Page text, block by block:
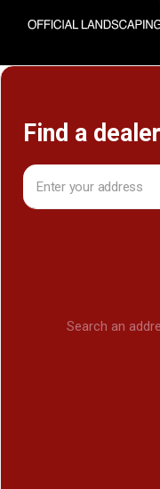
Find a dealer
Search an